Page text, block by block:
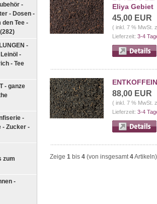
-
- Dosen -
Tee -
-
-
- Tee
- ganze
-
- Zucker -
zum
-
Eliya Gebiet
45,00 EUR
( inkl. 7 % MwSt.
Lieferzeit: 3-4
88,00 EUR
( inkl. 7 % MwSt.
Lieferzeit: 3-4
Zeige 1 bis 4 (von insgesamt4Artikeln)